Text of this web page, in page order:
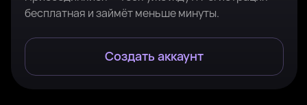
бесплатная и займёт меньше минуты.
Создать аккаунт